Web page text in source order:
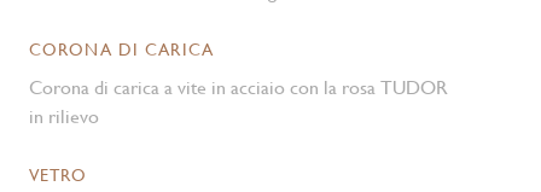
CORONA DI CARICA
Corona di carica a vite in acciaio con la rosa TUDOR
in rilievo
VETRO